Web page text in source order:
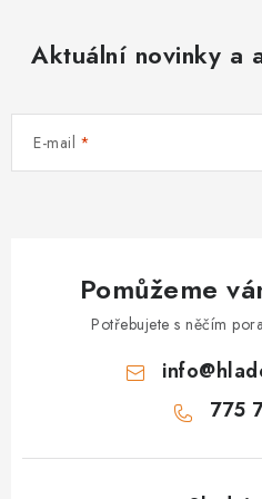
Aktuální novinky a
E-mail
Pomůžeme
Potřebujete s něčím
info@
775